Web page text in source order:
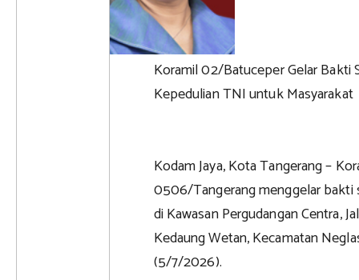
Koramil 02/Batuceper Gelar Bakti
Kepedulian TNI untuk Masyarakat
Kodam Jaya, Kota Tangerang –
0506/Tangerang menggelar bakti
di Kawasan Pergudangan Centra,
Kedaung Wetan, Kecamatan
(5/7/2026).